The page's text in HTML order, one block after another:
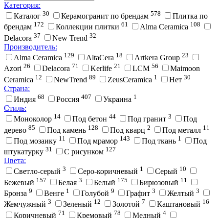
Категория:
Каталог 30 Керамогранит по брендам 578
Плитка по
брендам 172 Коллекции плитки 61 Alma Ceramica 108
Delacora 37 New Trend 32
Производитель:
Alma Ceramica 129 AltaCera 18 Artkera Group 23
Azori 26 Delacora 71 Kerlife 21 LCM 56
Maimoon
Ceramica 12 NewTrend 89 ZeusCeramica 1 Нет 30
Страна:
Индия 68 Россия 407 Украина 1
Стиль:
Моноколор 14 Под бетон 44 Под гранит 3
Под
дерево 85 Под камень 128 Под кварц 2 Под металл 11
Под мозаику 11 Под мрамор 143 Под ткань 1
Под
штукатурку 31 С рисунком 127
Цвета:
Cветло-серый 3 Cеро-коричневый 1 Cерый 10
Бежевый 157 Белая 3 Белый 175 Бирюзовый 11
Бронза 9 Венге 1 Голубой 9 Графит 3 Желтый 3
Жемчужный 3 Зеленый 12 Золотой 7 Каштановый 16
Коричневый 71 Кремовый 78 Медный 4